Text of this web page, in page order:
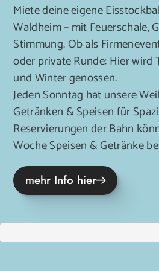
Miete deine eigene
Waldheim – mit Feuerschale,
Stimmung. Ob als
oder private Runde: Hier wird
und Winter genossen.
Jeden Sonntag hat unsere
Getränken & Speisen für
Reservierungen der Bahn
Woche Speisen & Getränke
mehr Info hier